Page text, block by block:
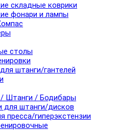
складные коврики
фонари и лампы
столы
штанги/гантелей
Штанги / Бодибары
для штанги/дисков
пресса/гиперэкстензии